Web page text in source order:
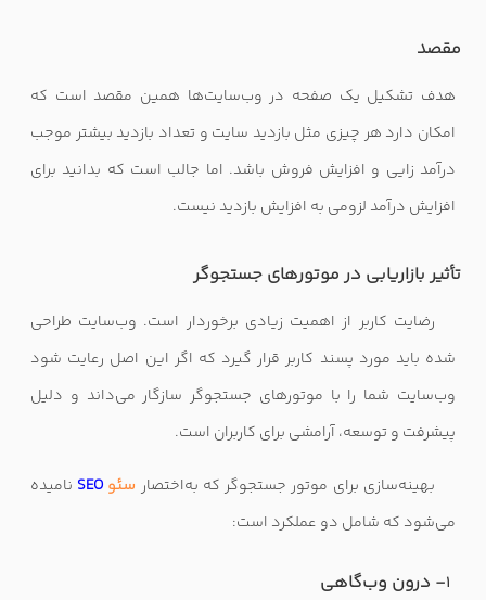
مقصد
هدف تشکیل یک صفحه در وب‌سایت‌ها همین مقصد است که
امکان دارد هر چیزی مثل بازدید سایت و تعداد بازدید بیشتر موجب
درآمد زایی و افزایش فروش باشد. اما جالب است که بدانید برای
افزایش درآمد لزومی به افزایش بازدید نیست.
تأثیر بازاریابی در موتورهای جستجوگر
رضایت کاربر از اهمیت زیادی برخوردار است. وب‌سایت طراحی
شده باید مورد پسند کاربر قرار گیرد که اگر این اصل رعایت شود
وب‌سایت شما را با موتورهای جستجوگر سازگار می‌داند و دلیل
پیشرفت و توسعه، آرامشی برای کاربران است.
بهینه‌سازی برای موتور جستجوگر که به‌اختصار سئو SEO نامیده
می‌شود که شامل دو عملکرد است:
1- درون وب‌گاهی